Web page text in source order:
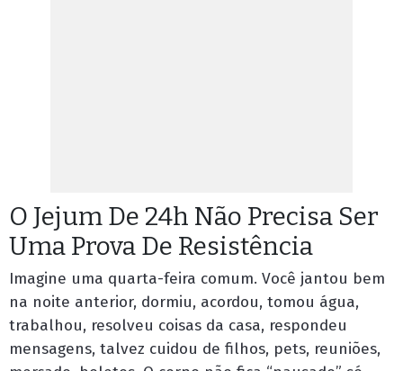
O Jejum De 24h Não Precisa Ser
Uma Prova De Resistência
Imagine uma quarta-feira comum. Você jantou bem
na noite anterior, dormiu, acordou, tomou água,
trabalhou, resolveu coisas da casa, respondeu
mensagens, talvez cuidou de filhos, pets, reuniões,